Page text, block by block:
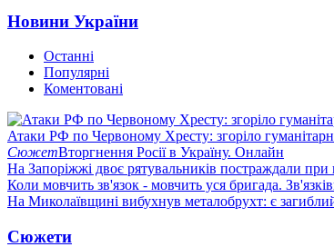
Новини України
Останні
Популярні
Коментовані
Атаки РФ по Червоному Хресту: згоріло
СюжетВторгнення Росії в Україну. Онлайн
На Запоріжжі двоє рятувальників постраждали при
Коли мовчить зв'язок - мовчить уся бригада.
На Миколаївщині вибухнув металобрухт: є
Сюжети